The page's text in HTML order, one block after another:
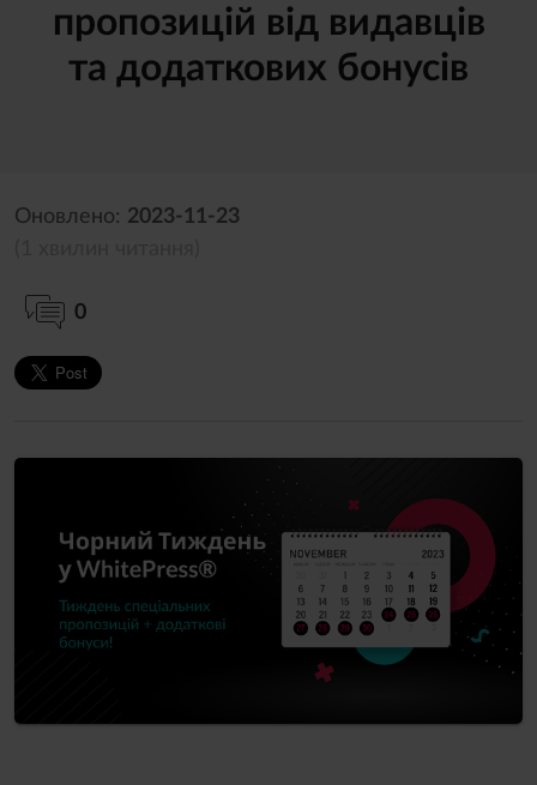
пропозицій від видавців
та додаткових бонусів
Оновлено: 2023-11-23
0